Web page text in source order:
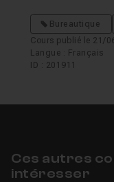
Bureautique
Cours publié le 21/
Langue : Français
ID : 201911
Ces autres
intéresser